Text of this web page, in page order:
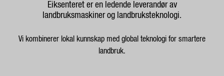
Eiksenteret er en ledende leverandør av
landbruksmaskiner og landbruksteknologi.
Vi kombinerer lokal kunnskap med global teknologi for smartere
landbruk.